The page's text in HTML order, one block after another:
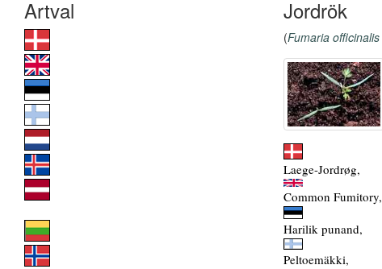
Jordrök
(Fumaria officinalis
Laege-Jordrøg,
Common Fumitory,
Harilik punand,
Peltoemäkki,